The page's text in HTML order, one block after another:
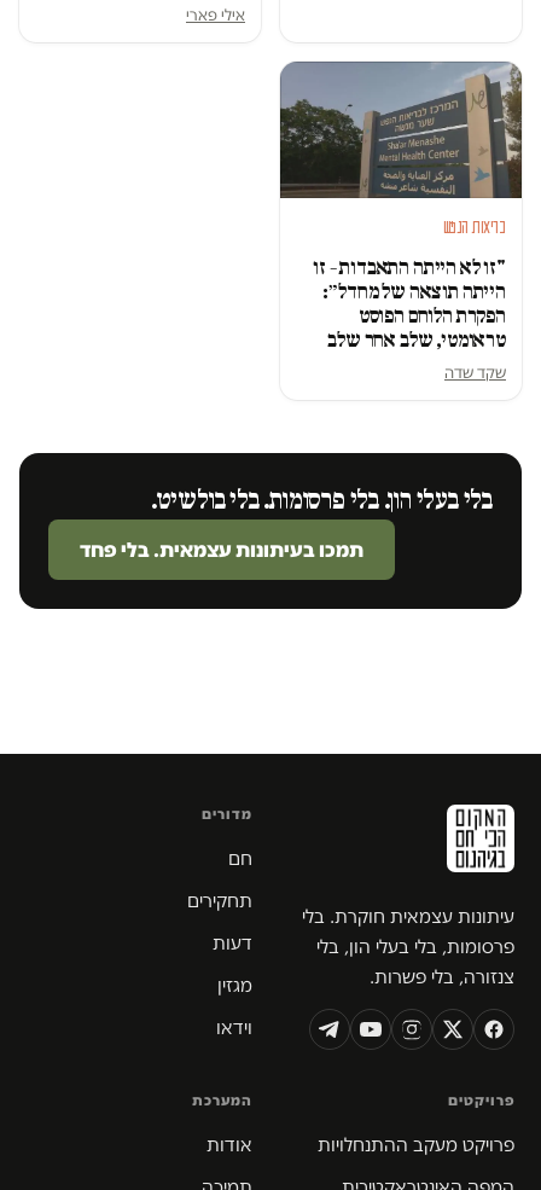
אילי פארי
בריאות הנפש
"זו לא הייתה התאבדות – זו
הייתה תוצאה של מחדל״:
הפקרת הלוחם הפוסט
טראומטי, שלב אחר שלב
שקד שדה
בלי בעלי הון. בלי פרסומות. בלי בולשיט.
תמכו בעיתונות עצמאית. בלי פחד
עיתונות עצמאית חוקרת. בלי
פרסומות, בלי בעלי הון, בלי
צנזורה, בלי פשרות.
מדורים
חם
תחקירים
דעות
מגזין
וידאו
פרויקטים
פרויקט מעקב ההתנחלויות
המערכת
אודות